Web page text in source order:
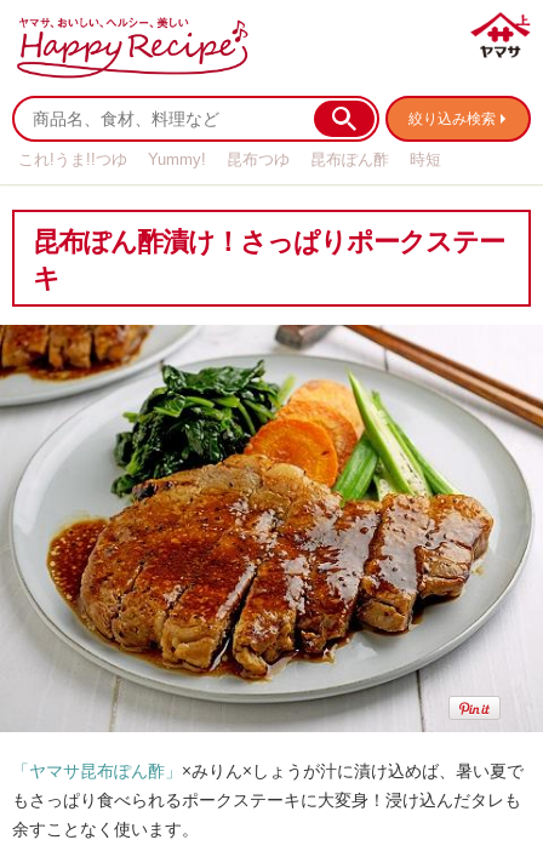
絞り込み検索
これ!うま!!つゆ Yummy! 昆布つゆ 昆布ぽん酢
時短
昆布ぽん酢漬け！さっぱりポークステー
キ
「ヤマサ昆布ぽん酢」 ×みりん×しょうが汁に漬け込めば、暑い夏で
もさっぱり食べられるポークステーキに大変身！浸け込んだタレも
余すことなく使います。